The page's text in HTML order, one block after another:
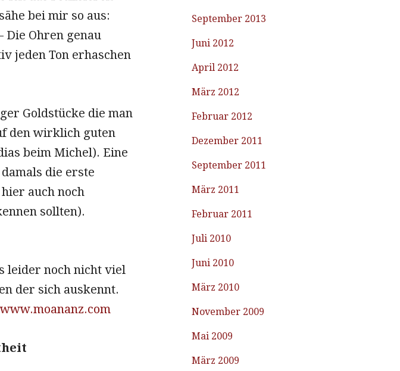
bei mir so aus:
Die Ohren genau
jeden Ton erhaschen
Goldstücke die man
den wirklich guten
beim Michel). Eine
die erste
auch noch
sollten).
leider noch nicht viel
der sich auskennt.
www.moananz.com
September 2013
Juni 2012
April 2012
März 2012
Februar 2012
Dezember 2011
September 2011
März 2011
Februar 2011
Juli 2010
Juni 2010
März 2010
November 2009
Mai 2009
März 2009